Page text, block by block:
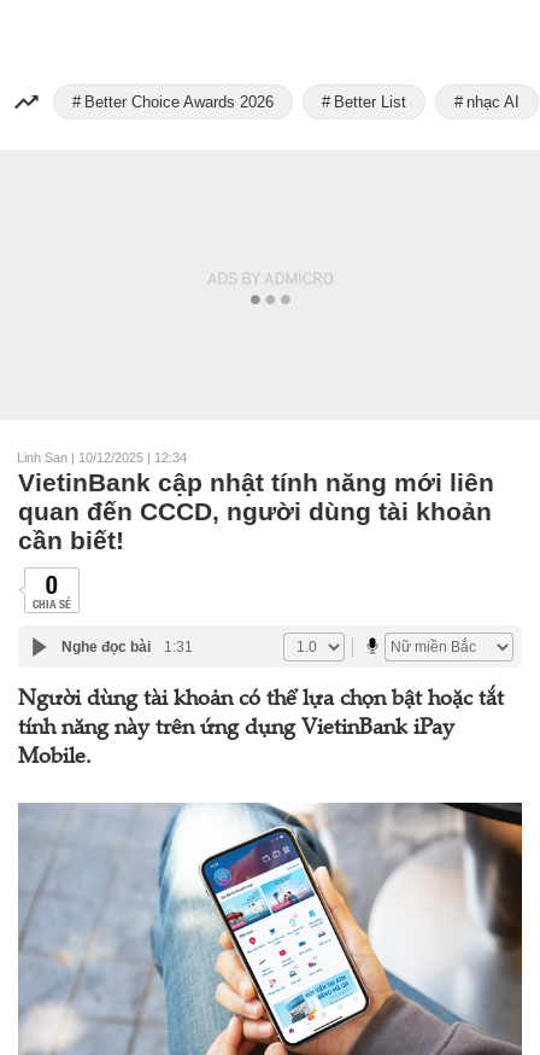
Better Choice Awards 2026 Better List nhạc AI
Linh San | 10/12/2025 | 12:34
VietinBank cập nhật tính năng mới liên
quan đến CCCD, người dùng tài khoản
cần biết!
0
CHIA SẺ
Nghe đọc bài 1:31
Người dùng tài khoản có thể lựa chọn bật hoặc tắt
tính năng này trên ứng dụng VietinBank iPay
Mobile.